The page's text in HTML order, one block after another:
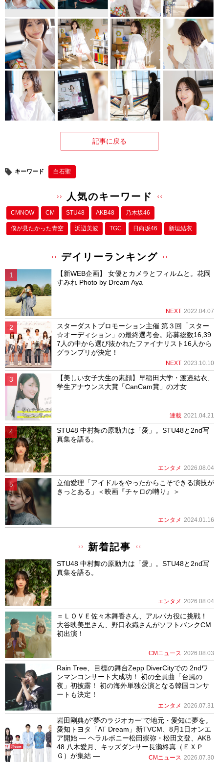
記事に戻る
キーワード 白石聖
人気のキーワード
CMNOW CM STU48 AKB48 乃木坂46
僕が⾒たかった⻘空 浜辺美波 TGC 日向坂46 新垣結衣
デイリーランキング
【新WEB企画】 女優とカメラとフィルムと。花岡
すみれ Photo by Dream Aya
NEXT 2022.04.07
スターダストプロモーション主催 第３回「スター
☆オーディション」の最終選考会。応募総数16,39
7人の中から選び抜かれたファイナリスト16人から
グランプリが決定！
NEXT 2023.10.10
【美しい女子大生の素顔】早稲田大学・渡邉結衣、
学生アナウンス大賞「CanCam賞」の才女
連載 2021.04.21
STU48 中村舞の原動力は「愛」。STU48と2nd写
真集を語る。
エンタメ 2026.08.04
立仙愛理「アイドルをやったからこそできる演技が
きっとある」＜映画『チャロの囀り』＞
エンタメ 2024.01.16
新着記事
STU48 中村舞の原動力は「愛」。STU48と2nd写
真集を語る。
エンタメ 2026.08.04
＝ＬＯＶＥ佐々木舞香さん、アルパカ役に挑戦！
大谷映美里さん、野口衣織さんがソフトバンクCM
初出演！
CMニュース 2026.08.03
Rain Tree、目標の舞台Zepp DiverCityでの 2ndワ
ンマンコンサート大成功！ 初の全員曲「台風の
夜」初披露！ 初の海外単独公演となる韓国コンサ
ートも決定！
エンタメ 2026.07.31
岩田剛典が”夢のラジオカー”で地元・愛知に夢を。
愛知トヨタ「AT Dream」新TVCM、8月1日オンエ
ア開始 ― ヘラルボニー松田崇弥・松田文登、AKB
48 八木愛月、キッズダンサー長瀬柊真（ＥＸＰ
Ｇ）が集結 ―
CMニュース 2026.07.30